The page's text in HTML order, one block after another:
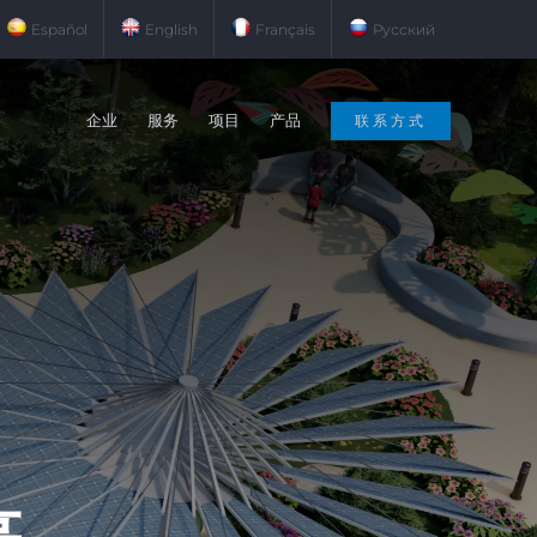
Español English Français Русский
企业 服务 项目 产品 联系方式